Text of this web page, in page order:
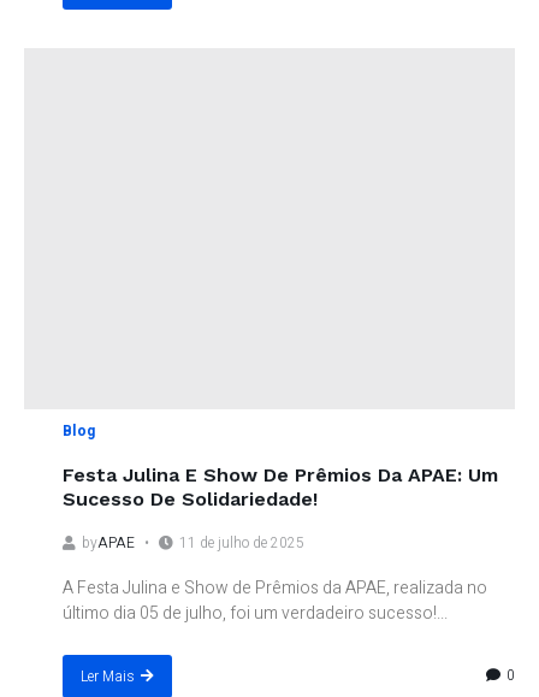
Blog
Festa Julina E Show De Prêmios Da APAE: Um
Sucesso De Solidariedade!
byAPAE 11 de julho de 2025
A Festa Julina e Show de Prêmios da APAE, realizada no
último dia 05 de julho, foi um verdadeiro sucesso!...
Ler Mais 0